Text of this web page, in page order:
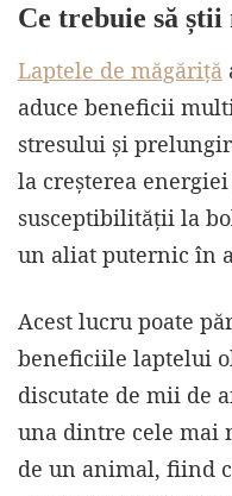
Ce trebuie să
Laptele de măgăriță
aduce beneficii
stresului și
la creșterea
susceptibilității la
un aliat puternic în
Acest lucru poate
beneficiile laptelui
discutate de mii de
una dintre cele mai
de un animal, fiind